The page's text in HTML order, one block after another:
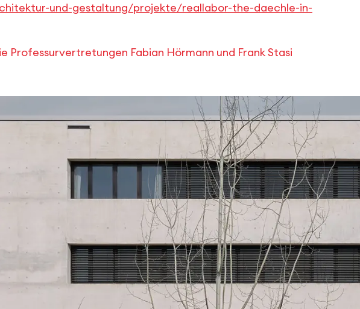
und-gestaltung/projekte/reallabor-the-daechle-in-
Professurvertretungen Fabian Hörmann und Frank Stasi